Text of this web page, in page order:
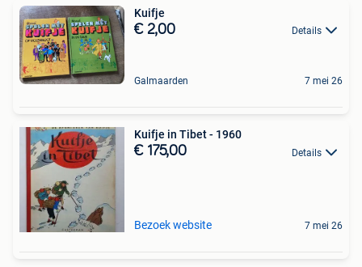
Kuifje
€ 2,00 Details
Galmaarden 7 mei 26
Kuifje in Tibet - 1960
€ 175,00 Details
Bezoek website 7 mei 26